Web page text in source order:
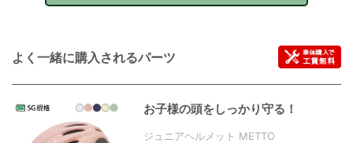
よく一緒に購入されるパーツ
お子様の頭をしっかり守る！
ジュニアヘルメット METTO